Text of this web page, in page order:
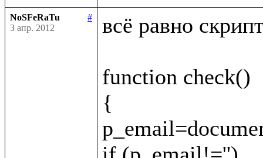
NoSFeRaTu
#
3 апр. 2012
всё равно
function check()
{